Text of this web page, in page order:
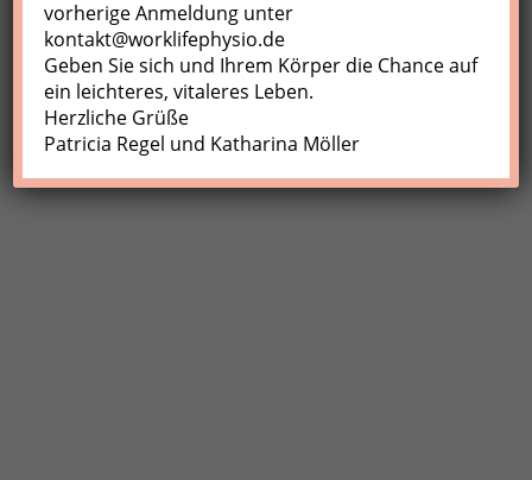
vorherige Anmeldung unter
kontakt@worklifephysio.de
Geben Sie sich und Ihrem Körper die Chance auf
ein leichteres, vitaleres Leben.
Herzliche Grüße
Patricia Regel und Katharina Möller